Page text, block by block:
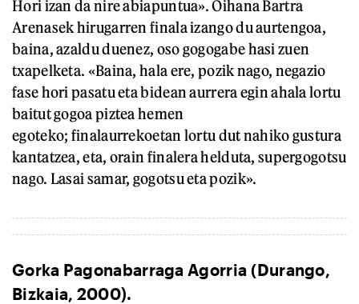
Hori izan da nire abiapuntua». Oihana Bartra
Arenasek hirugarren finala izango du aurtengoa,
baina, azaldu duenez, oso gogogabe hasi zuen
txapelketa. «Baina, hala ere, pozik nago, negazio
fase hori pasatu eta bidean aurrera egin ahala lortu
baitut gogoa piztea hemen
egoteko; finalaurrekoetan lortu dut nahiko gustura
kantatzea, eta, orain finalera helduta, supergogotsu
nago. Lasai samar, gogotsu eta pozik».
Gorka Pagonabarraga Agorria (Durango,
Bizkaia, 2000).